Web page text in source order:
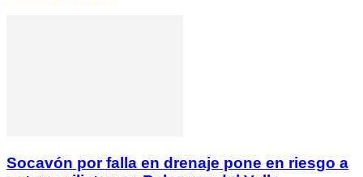
Socavón por falla en drenaje pone en riesgo a